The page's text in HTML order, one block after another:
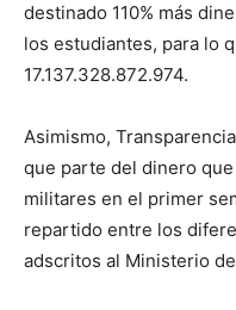
destinado 110% más
los estudiantes, para lo
17.137.328.872.974.
Asimismo,
que parte del dinero
militares en el primer
repartido entre los
adscritos al Ministerio